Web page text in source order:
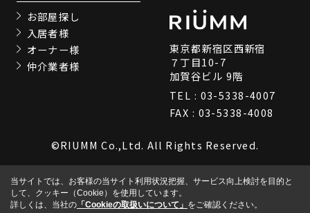
お部屋探し
入居者様
オーナー様
仲介業者様
東京都新宿区西新宿
７丁目10-7
加賀谷ビル 9階
TEL : 03-5338-4007
FAX : 03-5338-4008
©RIUMM Co.,Ltd. All Rights Reserved.
当サイトでは、お客様の当サイト利用状況把握、サービス向上検討を目的と
して、クッキー（Cookie）を使用しています。
詳しくは、当社の 「Cookieの取扱いについて」 をご確認ください。